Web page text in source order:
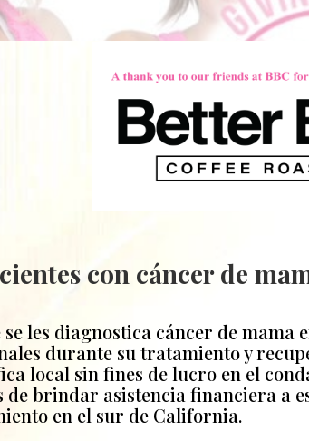
con cáncer de
les diagnostica cáncer de mama
durante su tratamiento y
local sin fines de lucro en el
de brindar asistencia financiera a
en el sur de California.